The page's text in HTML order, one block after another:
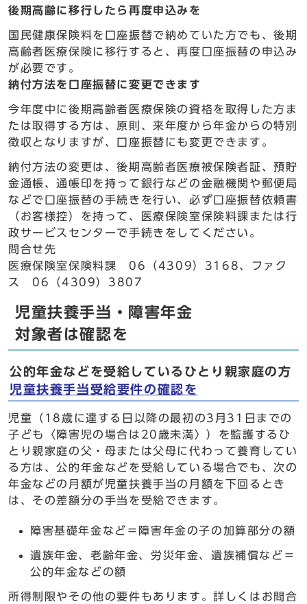
後期高齢に移行したら再度申込みを
国民健康保険料を口座振替で納めていた方でも、後期
高齢者医療保険に移行すると、再度口座振替の申込み
が必要です。
納付方法を口座振替に変更できます
今年度中に後期高齢者医療保険の資格を取得した方ま
たは取得する方は、原則、来年度から年金からの特別
徴収となりますが、口座振替にも変更できます。
納付方法の変更は、後期高齢者医療被保険者証、預貯
金通帳、通帳印を持って銀行などの金融機関や郵便局
などで口座振替の手続きを行い、必ず口座振替依頼書
（お客様控）を持って、医療保険室保険料課または行
政サービスセンターで手続きをしてください。
問合せ先
医療保険室保険料課 06（4309）3168、ファク
ス 06（4309）3807
児童扶養手当・障害年金
対象者は確認を
公的年金などを受給しているひとり親家庭の方
児童扶養手当受給要件の確認を
児童（18歳に達する日以降の最初の3月31日までの
子ども〈障害児の場合は20歳未満〉）を監護するひ
とり親家庭の父・母または父母に代わって養育してい
る方は、公的年金などを受給している場合でも、次の
年金などの月額が児童扶養手当の月額を下回るとき
は、その差額分の手当を受給できます。
障害基礎年金など＝障害年金の子の加算部分の額
遺族年金、老齢年金、労災年金、遺族補償など＝
公的年金などの額
所得制限やその他の要件もあります。詳しくはお問合